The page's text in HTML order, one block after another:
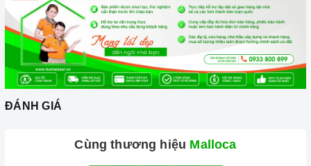
ĐÁNH GIÁ
Cùng thương hiệu Malloca